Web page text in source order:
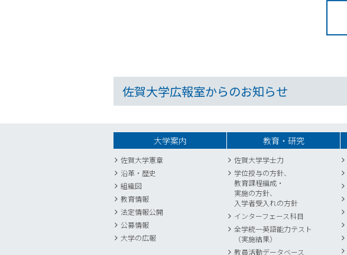
佐賀大学広報室からのお知らせ
大学案内
佐賀大学憲章
沿革・歴史
組織図
教育情報
法定情報公開
公募情報
大学の広報
教育・研究
佐賀大学学士力
学位授与の方針、
教育課程編成・
実施の方針、
入学者受入れの方針
インターフェース科目
全学統一英語能力テスト
（実施結果）
教員活動データベース